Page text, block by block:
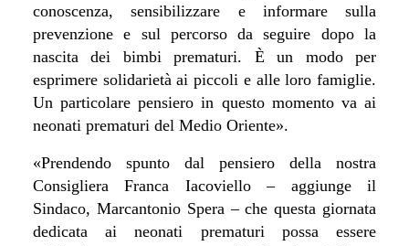
conoscenza, sensibilizzare e informare sulla
prevenzione e sul percorso da seguire dopo la
nascita dei bimbi prematuri. È un modo per
esprimere solidarietà ai piccoli e alle loro famiglie.
Un particolare pensiero in questo momento va ai
neonati prematuri del Medio Oriente».
«Prendendo spunto dal pensiero della nostra
Consigliera Franca Iacoviello – aggiunge il
Sindaco, Marcantonio Spera – che questa giornata
dedicata ai neonati prematuri possa essere